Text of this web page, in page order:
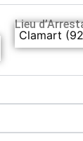
Lieu
Clamart